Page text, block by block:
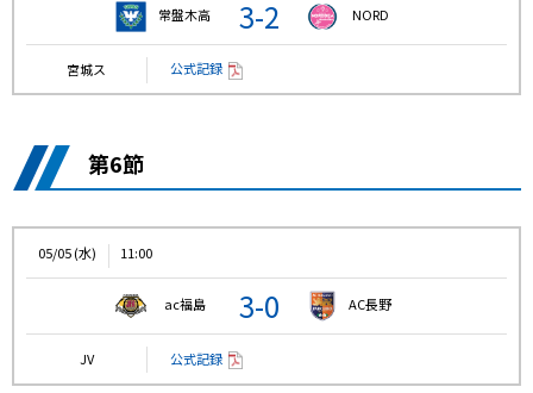
常盤木高 3-2 NORD
宮城ス 公式記録
第6節
05/05 (水) 11:00
ac福島 3-0 AC長野
JV 公式記録